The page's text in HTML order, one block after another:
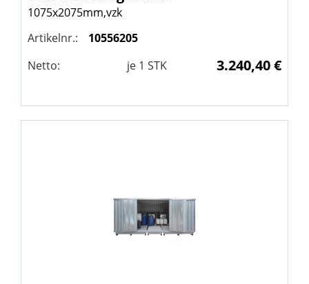
1075x2075mm,vzk
Artikelnr.:
10556205
Netto:
je 1 STK 3.240,40 €